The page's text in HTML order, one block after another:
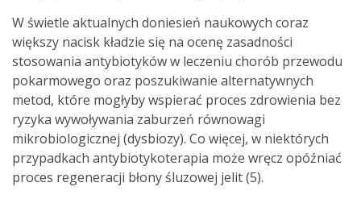
W świetle aktualnych doniesień naukowych coraz
większy nacisk kładzie się na ocenę zasadności
stosowania antybiotyków w leczeniu chorób przewodu
pokarmowego oraz poszukiwanie alternatywnych
metod, które mogłyby wspierać proces zdrowienia bez
ryzyka wywoływania zaburzeń równowagi
mikrobiologicznej (dysbiozy). Co więcej, w niektórych
przypadkach antybiotykoterapia może wręcz opóźniać
proces regeneracji błony śluzowej jelit (5).